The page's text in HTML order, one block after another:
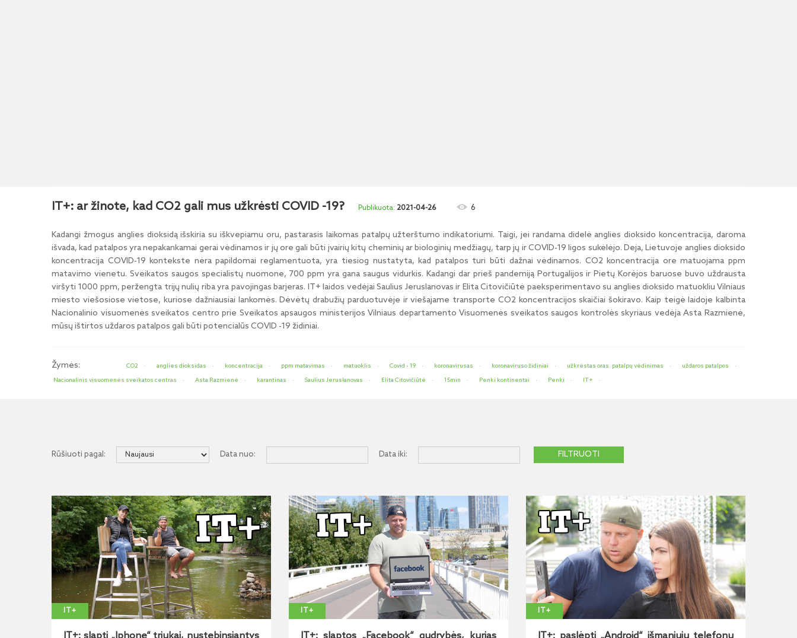
IT+: ar žinote, kad CO2 gali mus užkrėsti COVID -19? 2021-04-26 6
Kadangi žmogus anglies dioksidą išskiria su iškvepiamu oru, pastarasis laikomas patalpų užterštumo indikatoriumi. Taigi, jei randama didelė anglies dioksido koncentracija, daroma
išvada, kad patalpos yra nepakankamai gerai vėdinamos ir jų ore gali būti įvairių kitų cheminių ar biologinių medžiagų, tarp jų ir COVID-19 ligos sukėlėjo. Deja, Lietuvoje anglies dioksido
koncentracija COVID-19 kontekste nėra papildomai reglamentuota, yra tiesiog nustatyta, kad patalpos turi būti dažnai vėdinamos. CO2 koncentracija ore matuojama ppm
matavimo vienetu. Sveikatos saugos specialistų nuomone, 700 ppm yra gana saugus vidurkis. Kadangi dar prieš pandemiją Portugalijos ir Pietų Korėjos baruose buvo uždrausta
viršyti 1000 ppm, peržengta trijų nulių riba yra pavojingas barjeras. IT+ laidos vedėjai Saulius Jeruslanovas ir Elita Citovičiūtė paeksperimentavo su anglies dioksido matuokliu Vilniaus
miesto viešosiose vietose, kuriose dažniausiai lankomės. Dėvėtų drabužių parduotuvėje ir viešajame transporte CO2 koncentracijos skaičiai šokiravo. Kaip teigė laidoje kalbinta
Nacionalinio visuomenės sveikatos centro prie Sveikatos apsaugos ministerijos Vilniaus departamento Visuomenės sveikatos saugos kontrolės skyriaus vedėja Asta Razmienė,
mūsų ištirtos uždaros patalpos gali būti potencialūs COVID -19 židiniai.
Žymės: CO2 anglies dioksidas koncentracija ppm matavimas matuoklis Covid - 19 koronavirusas koronaviruso židiniai užkrėstas oras. patalpų vėdinimas
uždaros patalpos
Nacionalinis visuomenės sveikatos centras
Asta Razmienė karantinas Saulius Jeruslanovas Elita Citovičiūtė 15min Penki kontinentai Penki IT+
Rūšiuoti pagal: Data nuo: Data iki:
IT+ IT+ IT+